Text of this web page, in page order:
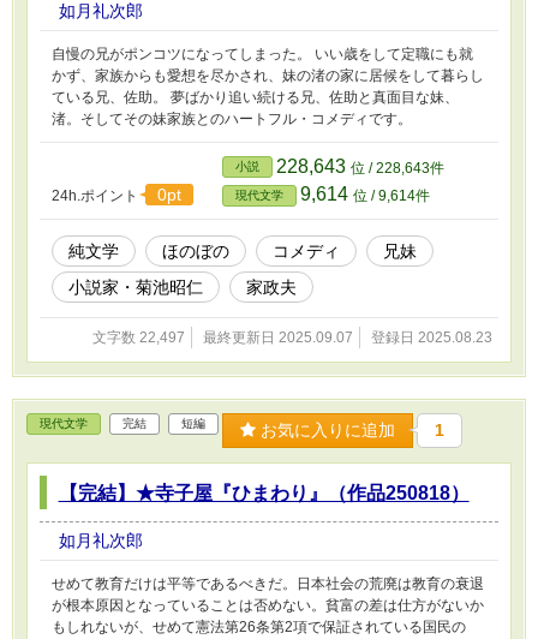
如月礼次郎
自慢の兄がポンコツになってしまった。 いい歳をして定職にも就
かず、家族からも愛想を尽かされ、妹の渚の家に居候をして暮らし
ている兄、佐助。 夢ばかり追い続ける兄、佐助と真面目な妹、
渚。そしてその妹家族とのハートフル・コメディです。
24h.ポイント 0pt
小説 228,643 位 / 228,643件
現代文学 9,614 位 / 9,614件
純文学 ほのぼの コメディ
兄妹
小説家・菊池昭仁
家政夫
文字数 22,497 最終更新日 2025.09.07 登録日 2025.08.23
現代文学 完結 短編 お気に入りに追加 1
【完結】★寺子屋『ひまわり』（作品250818）
如月礼次郎
せめて教育だけは平等であるべきだ。日本社会の荒廃は教育の衰退
が根本原因となっていることは否めない。貧富の差は仕方がないか
もしれないが、せめて憲法第26条第2項で保証されている国民の